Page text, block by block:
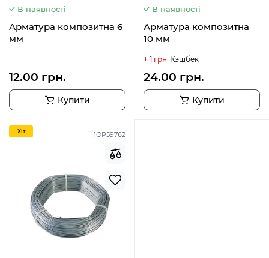
В наявності
Арматура композитна 6
мм
12.00 грн.
Купити
В наявності
Арматура композитна
10 мм
+ 1 грн Кэшбек
24.00 грн.
Купити
1ОР59762
Хiт